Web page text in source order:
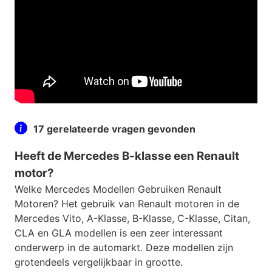
17 gerelateerde vragen gevonden
Heeft de Mercedes B-klasse een Renault
motor?
Welke Mercedes Modellen Gebruiken Renault
Motoren? Het gebruik van Renault motoren in de
Mercedes Vito, A-Klasse, B-Klasse, C-Klasse, Citan,
CLA en GLA modellen is een zeer interessant
onderwerp in de automarkt. Deze modellen zijn
grotendeels vergelijkbaar in grootte.